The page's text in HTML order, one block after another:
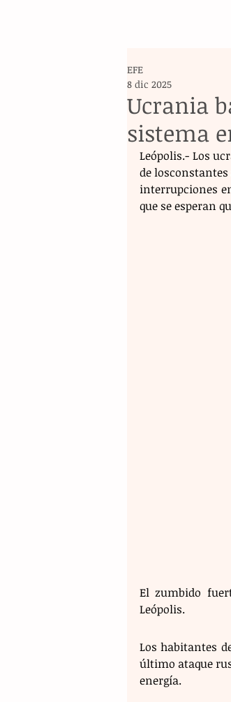
Ucrania
sistema
EFE
8 dic 2025
Leópolis.- Los
de
interrupciones
que se esperan
El zumbido
Leópolis.
Los habitantes
último ataque
energía.